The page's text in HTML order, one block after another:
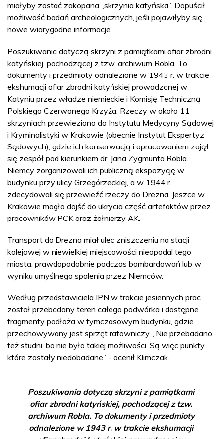
miałyby zostać zakopana „skrzynia katyńska”. Dopuścił
możliwość badań archeologicznych, jeśli pojawiłyby się
nowe wiarygodne informacje.
Poszukiwania dotyczą skrzyni z pamiątkami ofiar zbrodni
katyńskiej, pochodzącej z tzw. archiwum Robla. To
dokumenty i przedmioty odnalezione w 1943 r. w trakcie
ekshumacji ofiar zbrodni katyńskiej prowadzonej w
Katyniu przez władze niemieckie i Komisję Techniczną
Polskiego Czerwonego Krzyża. Rzeczy w około 11
skrzyniach przewieziono do Instytutu Medycyny Sądowej
i Kryminalistyki w Krakowie (obecnie Instytut Ekspertyz
Sądowych), gdzie ich konserwacją i opracowaniem zajął
się zespół pod kierunkiem dr. Jana Zygmunta Robla.
Niemcy zorganizowali ich publiczną ekspozycję w
budynku przy ulicy Grzegórzeckiej, a w 1944 r.
zdecydowali się przewieźć rzeczy do Drezna. Jeszce w
Krakowie mogło dojść do ukrycia część artefaktów przez
pracowników PCK oraz żołnierzy AK.
Transport do Drezna miał ulec zniszczeniu na stacji
kolejowej w niewielkiej miejscowości nieopodal tego
miasta, prawdopodobnie podczas bombardowań lub w
wyniku umyślnego spalenia przez Niemców.
Według przedstawiciela IPN w trakcie jesiennych prac
został przebadany teren całego podwórka i dostępne
fragmenty podłoża w tymczasowym budynku, gdzie
przechowywany jest sprzęt ratowniczy. „Nie przebadano
też studni, bo nie było takiej możliwości. Są więc punkty,
które zostały niedobadane” - ocenił Klimczak.
Poszukiwania dotyczą skrzyni z pamiątkami
ofiar zbrodni katyńskiej, pochodzącej z tzw.
archiwum Robla. To dokumenty i przedmioty
odnalezione w 1943 r. w trakcie ekshumacji